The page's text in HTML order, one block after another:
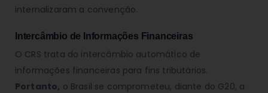
internalizaram a convenção.
Intercâmbio de Informações Financeiras
O CRS trata do intercâmbio automático de
informações financeiras para fins tributários.
Portanto, o Brasil se comprometeu, diante do G20, a